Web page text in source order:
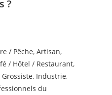
?
/ Pêche,Artisan,
/ Hôtel / Restaurant,
, Industrie,
du